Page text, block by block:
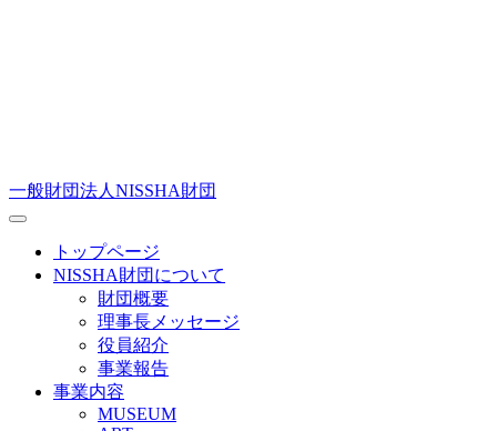
一般財団法人NISSHA財団
トップページ
NISSHA財団について
財団概要
理事長メッセージ
役員紹介
事業報告
事業内容
MUSEUM